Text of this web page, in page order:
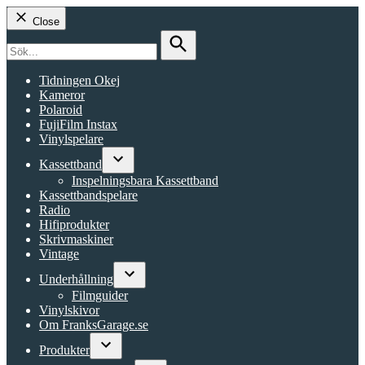
Close
for:
Search
Tidningen Okej
Kameror
Polaroid
FujiFilm Instax
Vinylspelare
Kassettband
Open
dropdown
menu
Inspelningsbara Kassettband
Kassettbandspelare
Radio
Hifiprodukter
Skrivmaskiner
Vintage
Underhållning
Open
Filmguider
Vinylskivor
Om FranksGarage.se
Produkter
Open